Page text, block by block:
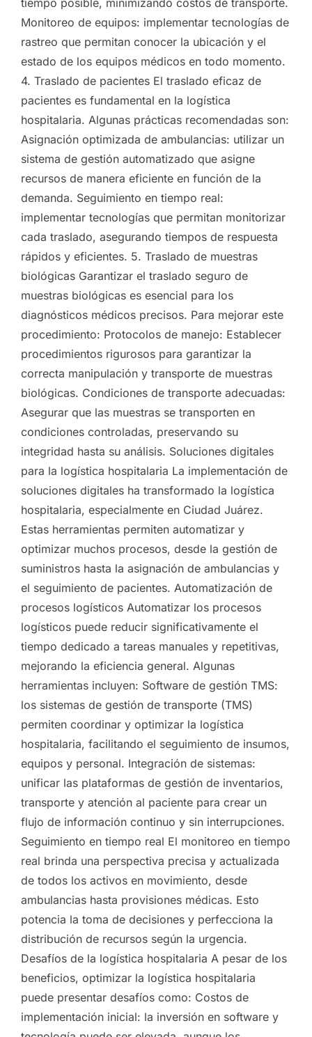
Monitoreo de equipos: implementar tecnologías de
rastreo que permitan conocer la ubicación y el
estado de los equipos médicos en todo momento.
4. Traslado de pacientes El traslado eficaz de
pacientes es fundamental en la logística
hospitalaria. Algunas prácticas recomendadas son:
Asignación optimizada de ambulancias: utilizar un
sistema de gestión automatizado que asigne
recursos de manera eficiente en función de la
demanda. Seguimiento en tiempo real:
implementar tecnologías que permitan monitorizar
cada traslado, asegurando tiempos de respuesta
rápidos y eficientes. 5. Traslado de muestras
biológicas Garantizar el traslado seguro de
muestras biológicas es esencial para los
diagnósticos médicos precisos. Para mejorar este
procedimiento: Protocolos de manejo: Establecer
procedimientos rigurosos para garantizar la
correcta manipulación y transporte de muestras
biológicas. Condiciones de transporte adecuadas:
Asegurar que las muestras se transporten en
condiciones controladas, preservando su
integridad hasta su análisis. Soluciones digitales
para la logística hospitalaria La implementación de
soluciones digitales ha transformado la logística
hospitalaria, especialmente en Ciudad Juárez.
Estas herramientas permiten automatizar y
optimizar muchos procesos, desde la gestión de
suministros hasta la asignación de ambulancias y
el seguimiento de pacientes. Automatización de
procesos logísticos Automatizar los procesos
logísticos puede reducir significativamente el
tiempo dedicado a tareas manuales y repetitivas,
mejorando la eficiencia general. Algunas
herramientas incluyen: Software de gestión TMS:
los sistemas de gestión de transporte (TMS)
permiten coordinar y optimizar la logística
hospitalaria, facilitando el seguimiento de insumos,
equipos y personal. Integración de sistemas:
unificar las plataformas de gestión de inventarios,
transporte y atención al paciente para crear un
flujo de información continuo y sin interrupciones.
Seguimiento en tiempo real El monitoreo en tiempo
real brinda una perspectiva precisa y actualizada
de todos los activos en movimiento, desde
ambulancias hasta provisiones médicas. Esto
potencia la toma de decisiones y perfecciona la
distribución de recursos según la urgencia.
Desafíos de la logística hospitalaria A pesar de los
beneficios, optimizar la logística hospitalaria
puede presentar desafíos como: Costos de
implementación inicial: la inversión en software y